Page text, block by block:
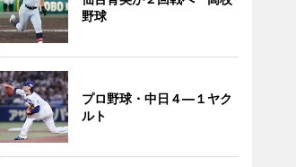
野球
プロ野球・中日４―１ヤク
ルト